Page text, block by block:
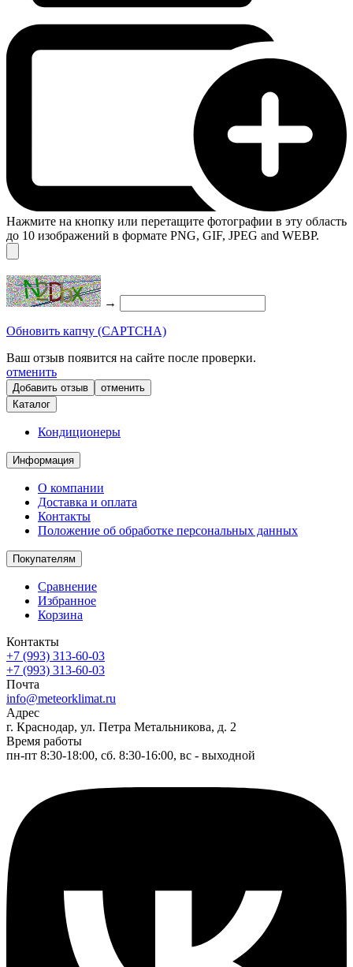
Нажмите на кнопку или перетащите фотографии в эту область
до 10 изображений в формате PNG, GIF, JPEG and WEBP.
→
Обновить капчу (CAPTCHA)
Ваш отзыв появится на сайте после проверки.
отменить
отменить
Каталог
Кондиционеры
Информация
О компании
Доставка и оплата
Контакты
Положение об обработке персональных данных
Покупателям
Сравнение
Избранное
Корзина
Контакты
+7 (993) 313-60-03
+7 (993) 313-60-03
Почта
info@meteorklimat.ru
Адрес
г. Краснодар, ул. Петра Метальникова, д. 2
Время работы
пн-пт 8:30-18:00, сб. 8:30-16:00, вс - выходной